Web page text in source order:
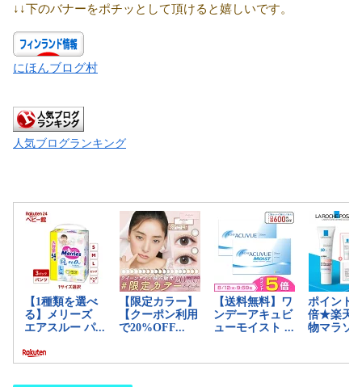
↓↓下のバナーをポチッとして頂けると嬉しいです。
にほんブログ村
人気ブログランキング